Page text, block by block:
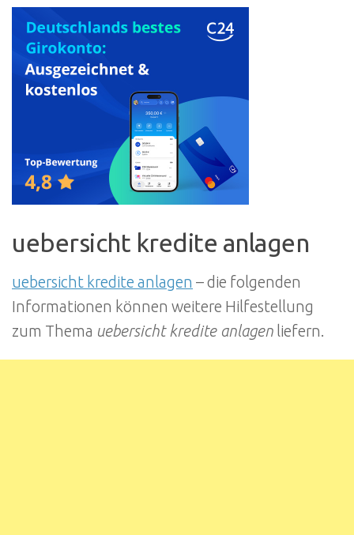
uebersicht kredite anlagen
uebersicht kredite anlagen – die folgenden
Informationen können weitere Hilfestellung
zum Thema uebersicht kredite anlagen liefern.